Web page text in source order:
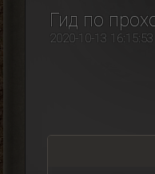
Гид по
2020-10-13 16:15:53